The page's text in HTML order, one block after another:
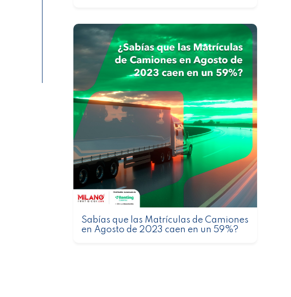
Sabías que las Matrículas de Camiones
en Agosto de 2023 caen en un 59%?